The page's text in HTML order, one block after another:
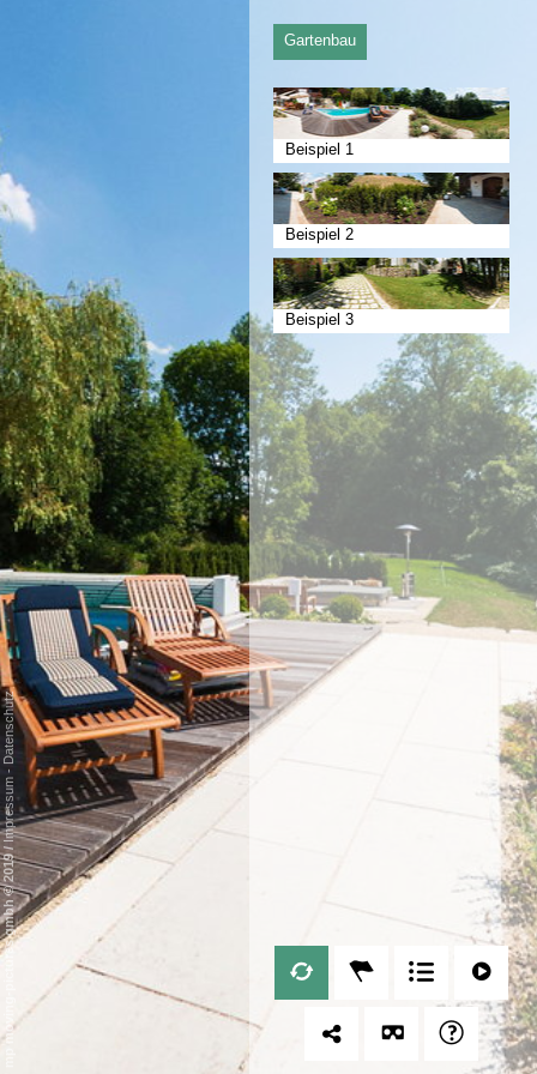
Gartenbau
Beispiel 1
Beispiel 2
Beispiel 3
mp moving-pictures gmbh © 2019
/
Impressum
-
Datenschutz